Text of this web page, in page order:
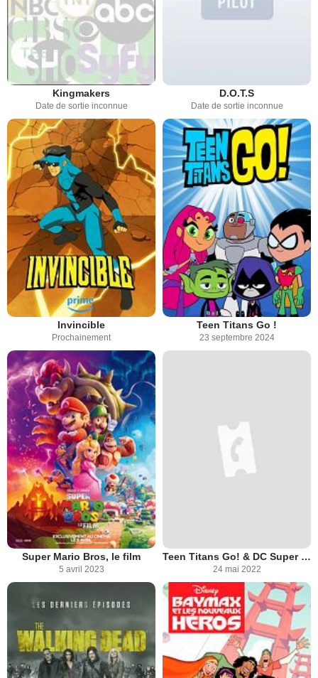
Kingmakers
Date de sortie inconnue
D.O.T.S
Date de sortie inconnue
Invincible
Prochainement
Teen Titans Go !
23 septembre 2024
Super Mario Bros, le film
5 avril 2023
Teen Titans Go! & DC Super Hero Girls: Pagaille dans le multivers
24 mai 2022